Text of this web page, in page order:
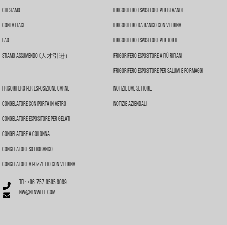
Chi Siamo
Contattaci
FAQ
Stiamo Assumendo (人才引进）
Frigorifero Espositore Per Bevande
Frigorifero Da Banco Con Vetrina
Frigorifero Espositore Per Torte
Frigorifero Espositore A Più Ripiani
Frigorifero Espositore Per Salumi E Formaggi
Frigorifero Per Esposizione Carne
Congelatore Con Porta In Vetro
Congelatore Espositore Per Gelati
Congelatore A Colonna
Congelatore Sottobanco
Congelatore A Pozzetto Con Vetrina
Notizie Dal Settore
Notizie Aziendali
Tel: +86-757-8585 6069
nw@nenwell.com